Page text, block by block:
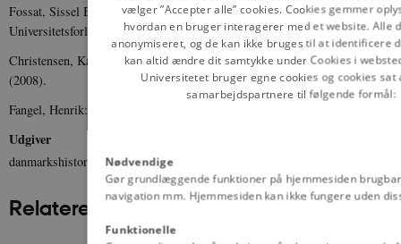
Fossat, Sissel Bjerrum: Monopolbrud, 100 danmarkshistorier, Aarhus
Universitetsforlag (2020).
Christensen, Karlo: Brændenælderne ved Kongeåen: 25 år med TV Syd
(2008).
Fangel, Henrik: 10 år med TV-Syd (1993)
Udgiver
danmarkshistorien.dk
Relateret indhold
vælger ”Accepter alle” cookies. Cookies gemmer
hvordan en bruger interagerer med et website. Alle
anonymiseret, og de kan ikke bruges til at identificere
kan altid ændre dit samtykke under Cookies i
Universitetet bruger egne cookies og cookies sat
samarbejdspartnere til følgende formål:
Nødvendige
Gør grundlæggende funktioner på hjemmesiden
navigation mm. Hjemmesiden kan ikke fungere uden
Funktionelle